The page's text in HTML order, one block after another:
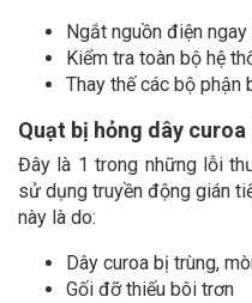
Ngắt nguồn điện
Kiểm tra toàn bộ hệ
Thay thế các bộ phận
Quạt bị hỏng dây
Đây là 1 trong những lỗi
sử dụng truyền động gián
này là do:
Dây curoa bị trùng,
Gối đỡ thiếu bôi trơn